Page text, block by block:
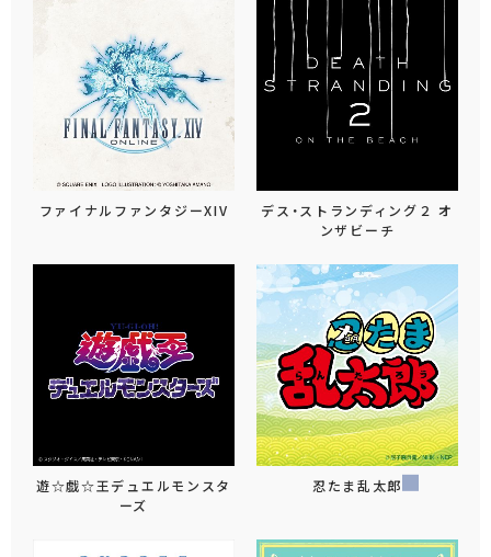
ファイナルファンタジーXIV
デス・ストランディング２ オ
ンザビーチ
遊☆戯☆王デュエルモンスタ
ーズ
忍たま乱太郎